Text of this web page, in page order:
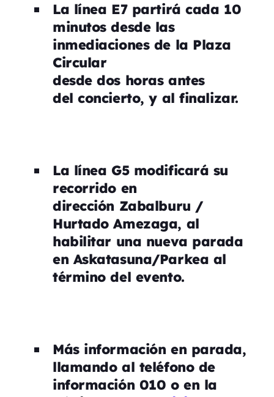
La línea E7 partirá cada 10
minutos desde las
inmediaciones de la Plaza
Circular
desde dos horas antes
del concierto, y al finalizar.
La línea G5 modificará su
recorrido en
dirección Zabalburu /
Hurtado Amezaga, al
habilitar una nueva parada
en Askatasuna/Parkea al
término del evento.
Más información en parada,
llamando al teléfono de
información 010 o en la